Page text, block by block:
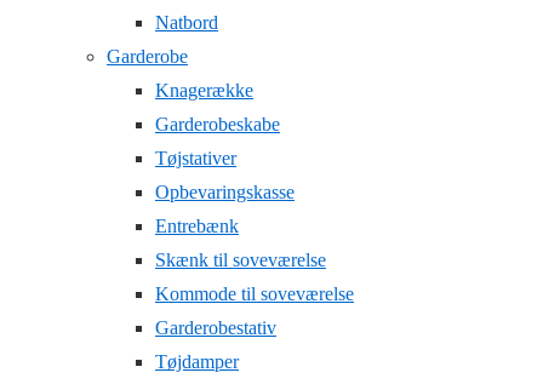
Natbord
Garderobe
Knagerække
Garderobeskabe
Tøjstativer
Opbevaringskasse
Entrebænk
Skænk til soveværelse
Kommode til soveværelse
Garderobestativ
Tøjdamper